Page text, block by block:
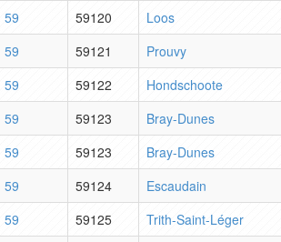
59
59120
Loos
59
59121
Prouvy
59
59122
Hondschoote
59
59123
Bray-Dunes
59
59123
Bray-Dunes
59
59124
Escaudain
59
59125
Trith-Saint-Léger